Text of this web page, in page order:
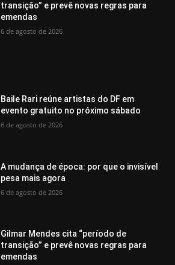
transição” e prevê novas regras para
emendas
6 de agosto de 2026
Baile Rari reúne artistas do DF em
evento gratuito no próximo sábado
6 de agosto de 2026
A mudança de época: por que o invisível
pesa mais agora
6 de agosto de 2026
Gilmar Mendes cita “período de
transição” e prevê novas regras para
emendas